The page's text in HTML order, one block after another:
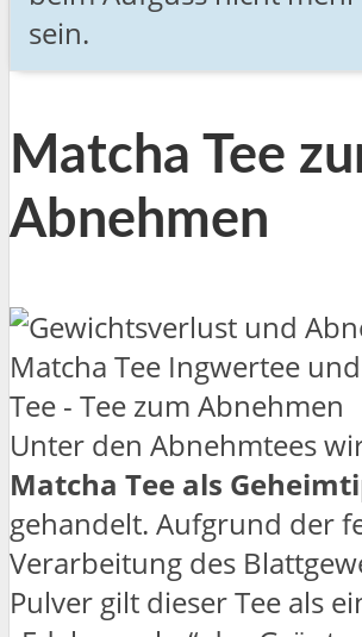
sein.
Matcha Tee
Abnehmen
Unter den Abnehmtees
Matcha Tee als
gehandelt. Aufgrund der
Verarbeitung des
Pulver gilt dieser Tee als